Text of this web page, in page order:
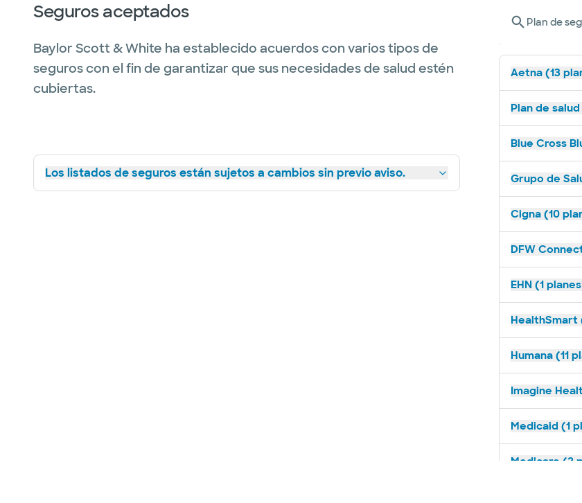
Seguros aceptados
Baylor Scott & White ha establecido acuerdos con varios tipos de
seguros con el fin de garantizar que sus necesidades de salud estén
cubiertas.
Los listados de seguros están sujetos a cambios sin previo aviso.
Plan de
Aetna (13
Plan de
Blue Cross
Grupo de
Cigna (10
DFW
EHN (1
HealthSmart
Humana (11
Imagine
Medicaid (1
Medicare (2